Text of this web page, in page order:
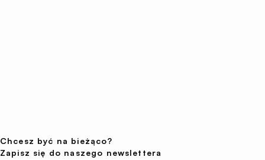
Chcesz być na bieżąco?
Zapisz się do naszego newslettera